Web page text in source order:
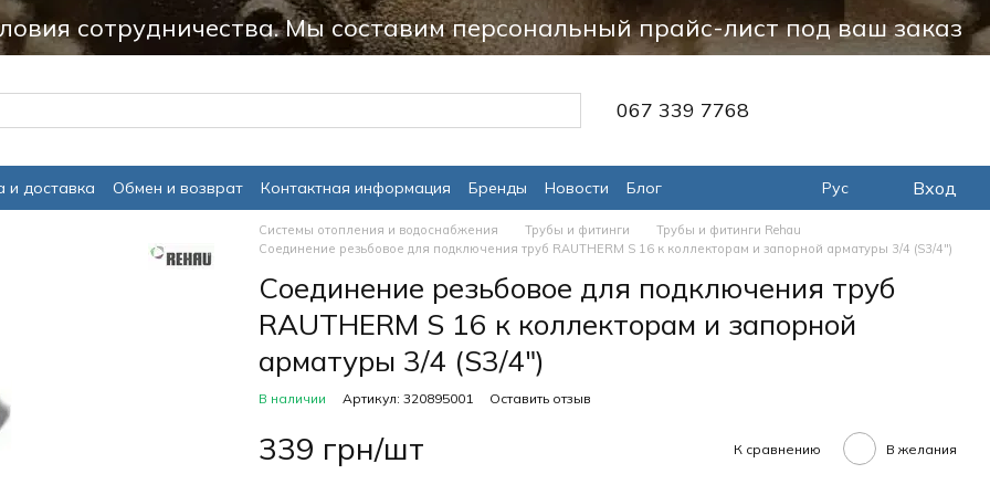
сотрудничества. Мы составим персональный прайс-лист под ваш заказ
067 339 7768
и доставка Обмен и возврат Контактная информация Бренды Новости
Блог
Рус Вход
Системы отопления и водоснабжения Трубы и фитинги
Трубы и фитинги Rehau
Соединение резьбовое для подключения труб RAUTHERM S 16 к коллекторам и запорной арматуры 3/4 (S3/4")
Соединение резьбовое для подключения труб
RAUTHERM S 16 к коллекторам и запорной
арматуры 3/4 (S3/4")
В наличии Артикул: 320895001 Оставить отзыв
339 грн/шт К сравнению В желания